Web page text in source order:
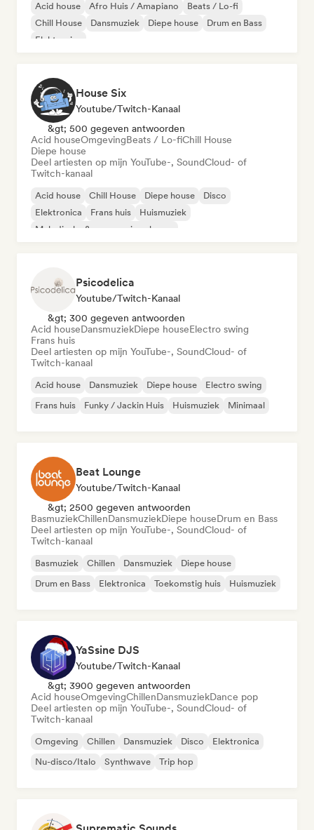
Acid house Afro Huis / Amapiano
Beats / Lo-fi
Chill House
Dansmuziek Diepe house
Drum en Bass
Elektronica
House Six
Youtube/Twitch-Kanaal
&gt; 500 gegeven antwoorden
Acid houseOmgevingBeats / Lo-fiChill House
Diepe house
Deel artiesten op mijn YouTube-, SoundCloud- of
Twitch-kanaal
Acid house Chill House Diepe house
Disco
Elektronica
Frans huis
Huismuziek
Melodische & progressieve house
Psicodelica
Youtube/Twitch-Kanaal
&gt; 300 gegeven antwoorden
Acid houseDansmuziekDiepe houseElectro swing
Frans huis
Deel artiesten op mijn YouTube-, SoundCloud- of
Twitch-kanaal
Acid house Dansmuziek Diepe house
Electro swing
Frans huis
Funky / Jackin Huis Huismuziek Minimaal
Beat Lounge
Youtube/Twitch-Kanaal
&gt; 2500 gegeven antwoorden
BasmuziekChillenDansmuziekDiepe houseDrum en Bass
Deel artiesten op mijn YouTube-, SoundCloud- of
Twitch-kanaal
Basmuziek Chillen Dansmuziek
Diepe house
Drum en Bass
Elektronica Toekomstig huis Huismuziek
YaSsine DJS
Youtube/Twitch-Kanaal
&gt; 3900 gegeven antwoorden
Acid houseOmgevingChillenDansmuziekDance pop
Deel artiesten op mijn YouTube-, SoundCloud- of
Twitch-kanaal
Omgeving Chillen Dansmuziek Disco
Elektronica
Nu-disco/Italo
Synthwave Trip hop